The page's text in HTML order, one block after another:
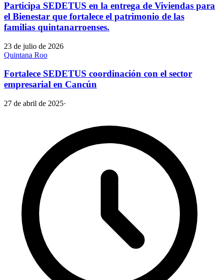
Participa SEDETUS en la entrega de Viviendas para
el Bienestar que fortalece el patrimonio de las
familias quintanarroenses.
23 de julio de 2026
Quintana Roo
Fortalece SEDETUS coordinación con el sector
empresarial en Cancún
27 de abril de 2025·